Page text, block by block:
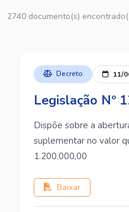
2740 documento(s)
Decreto 11/
Legislação Nº
Dispõe sobre a
suplementar no valor
1.200.000,00
Baixar